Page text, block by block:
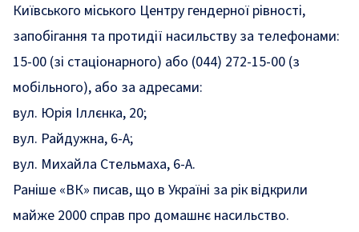
Київського міського Центру гендерної рівності,
запобігання та протидії насильству за телефонами:
15-00 (зі стаціонарного) або (044) 272-15-00 (з
мобільного), або за адресами:
вул. Юрія Іллєнка, 20;
вул. Райдужна, 6-А;
вул. Михайла Стельмаха, 6-А.
Раніше «ВК» писав, що в Україні за рік відкрили
майже 2000 справ про домашнє насильство.